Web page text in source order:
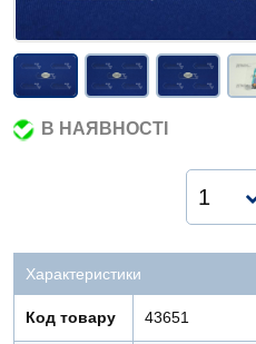
В НАЯВНОСТІ
1
Характеристики
Код товару 43651